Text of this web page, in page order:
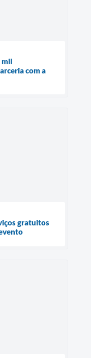
mil
com a
gratuitos